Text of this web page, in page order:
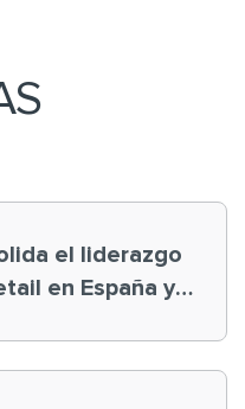
el liderazgo
en España y